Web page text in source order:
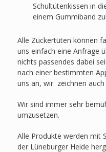
Schultütenkissen in
einem Gummiband
Alle Zuckertüten können
uns einfach eine Anfrage
nichts passendes dabei
nach einer bestimmten
uns an, wir zeichnen
Wir sind immer sehr
umzusetzen.
Alle Produkte werden mit
der Lüneburger Heide